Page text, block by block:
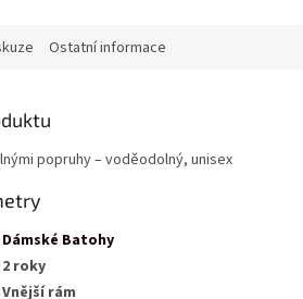
Ostatní informace
popruhy – voděodolný, unisex
Dámské Batohy
2 roky
Vnější rám